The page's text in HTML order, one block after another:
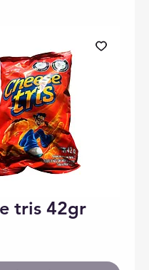
tris 42gr